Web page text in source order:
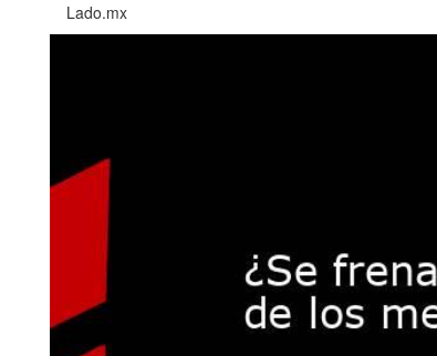
Lado.mx